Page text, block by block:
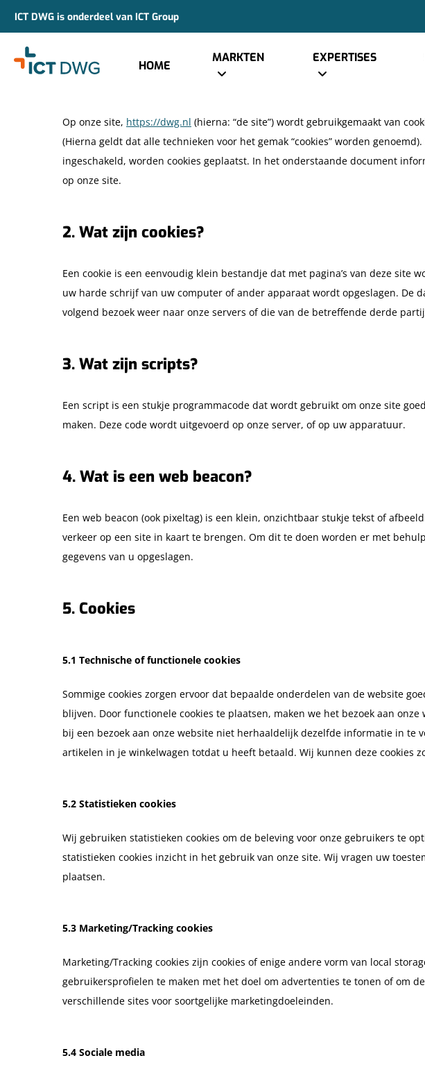
ICT DWG is onderdeel van ICT Group
Hit enter to search or ESC to close
HOME
MARKTEN EXPERTISES
Dit Cookiebeleid is voor het laatst bijgewerkt op 19 mei 2026
en wettelijk permanente inwoners van de Europese
1. Introductie
Op onze site, https://dwg.nl (hierna: “de site”) wordt gebruikgemaakt van
(Hierna geldt dat alle technieken voor het gemak “cookies” worden
ingeschakeld, worden cookies geplaatst. In het onderstaande document
op onze site.
2. Wat zijn cookies?
Een cookie is een eenvoudig klein bestandje dat met pagina’s van deze site
uw harde schrijf van uw computer of ander apparaat wordt opgeslagen. De
volgend bezoek weer naar onze servers of die van de betreffende derde
3. Wat zijn scripts?
Een script is een stukje programmacode dat wordt gebruikt om onze site
maken. Deze code wordt uitgevoerd op onze server, of op uw apparatuur.
4. Wat is een web beacon?
Een web beacon (ook pixeltag) is een klein, onzichtbaar stukje tekst of
verkeer op een site in kaart te brengen. Om dit te doen worden er met
gegevens van u opgeslagen.
5. Cookies
5.1 Technische of functionele cookies
Sommige cookies zorgen ervoor dat bepaalde onderdelen van de website
blijven. Door functionele cookies te plaatsen, maken we het bezoek aan
bij een bezoek aan onze website niet herhaaldelijk dezelfde informatie in te
artikelen in je winkelwagen totdat u heeft betaald. Wij kunnen deze cookies
5.2 Statistieken cookies
Wij gebruiken statistieken cookies om de beleving voor onze gebruikers te
statistieken cookies inzicht in het gebruik van onze site. Wij vragen uw
plaatsen.
5.3 Marketing/Tracking cookies
Marketing/Tracking cookies zijn cookies of enige andere vorm van local
gebruikersprofielen te maken met het doel om advertenties te tonen of om
verschillende sites voor soortgelijke marketingdoeleinden.
5.4 Sociale media